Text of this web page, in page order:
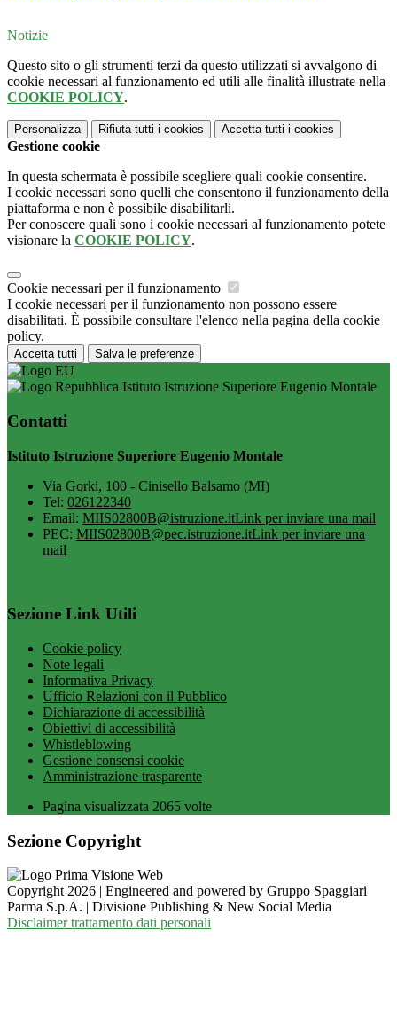
Notizie
Questo sito o gli strumenti terzi da questo utilizzati si avvalgono di
cookie necessari al funzionamento ed utili alle finalità illustrate nella
COOKIE POLICY.
Personalizza Rifiuta tutti i cookies Accetta tutti i cookies
Gestione cookie
In questa schermata è possibile scegliere quali cookie consentire.
I cookie necessari sono quelli che consentono il funzionamento della
piattaforma e non è possibile disabilitarli.
Per conoscere quali sono i cookie necessari al funzionamento potete
visionare la COOKIE POLICY.
Cookie necessari per il funzionamento
I cookie necessari per il funzionamento non possono essere
disabilitati. È possibile consultare l'elenco nella pagina della cookie
policy.
Accetta tutti Salva le preferenze
Istituto Istruzione Superiore Eugenio Montale
Contatti
Istituto Istruzione Superiore Eugenio Montale
Via Gorki, 100 - Cinisello Balsamo (MI)
Tel: 026122340
Email: MIIS02800B@istruzione.itLink per inviare una mail
PEC: MIIS02800B@pec.istruzione.itLink per inviare una
mail
Sezione Link Utili
Cookie policy
Note legali
Informativa Privacy
Ufficio Relazioni con il Pubblico
Dichiarazione di accessibilità
Obiettivi di accessibilità
Whistleblowing
Gestione consensi cookie
Amministrazione trasparente
Pagina visualizzata 2065 volte
Sezione Copyright
Copyright 2026 | Engineered and powered by Gruppo Spaggiari
Parma S.p.A. | Divisione Publishing & New Social Media
Disclaimer trattamento dati personali